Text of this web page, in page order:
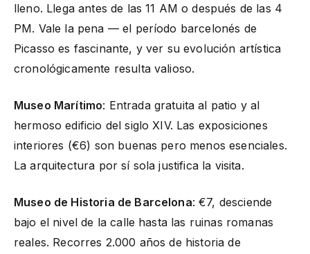
lleno. Llega antes de las 11 AM o después de las 4
PM. Vale la pena — el período barcelonés de
Picasso es fascinante, y ver su evolución artística
cronológicamente resulta valioso.
Museo Marítimo: Entrada gratuita al patio y al
hermoso edificio del siglo XIV. Las exposiciones
interiores (€6) son buenas pero menos esenciales.
La arquitectura por sí sola justifica la visita.
Museo de Historia de Barcelona: €7, desciende
bajo el nivel de la calle hasta las ruinas romanas
reales. Recorres 2.000 años de historia de